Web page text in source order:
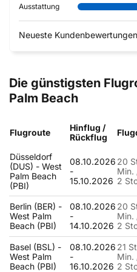
Ausstattung
Neueste
Die günstigsten
Palm Beach
Flugroute
Hinflug /
Rückflug
Düsseldorf
(DUS) - West
Palm Beach
(PBI)
08.10.2026
-
15.10.2026
20
Min.
2
Berlin (BER) -
West Palm
Beach (PBI)
08.10.2026
-
14.10.2026
20
Min.
2
Basel (BSL) -
West Palm
Beach (PBI)
08.10.2026
-
16.10.2026
21
Min.
2